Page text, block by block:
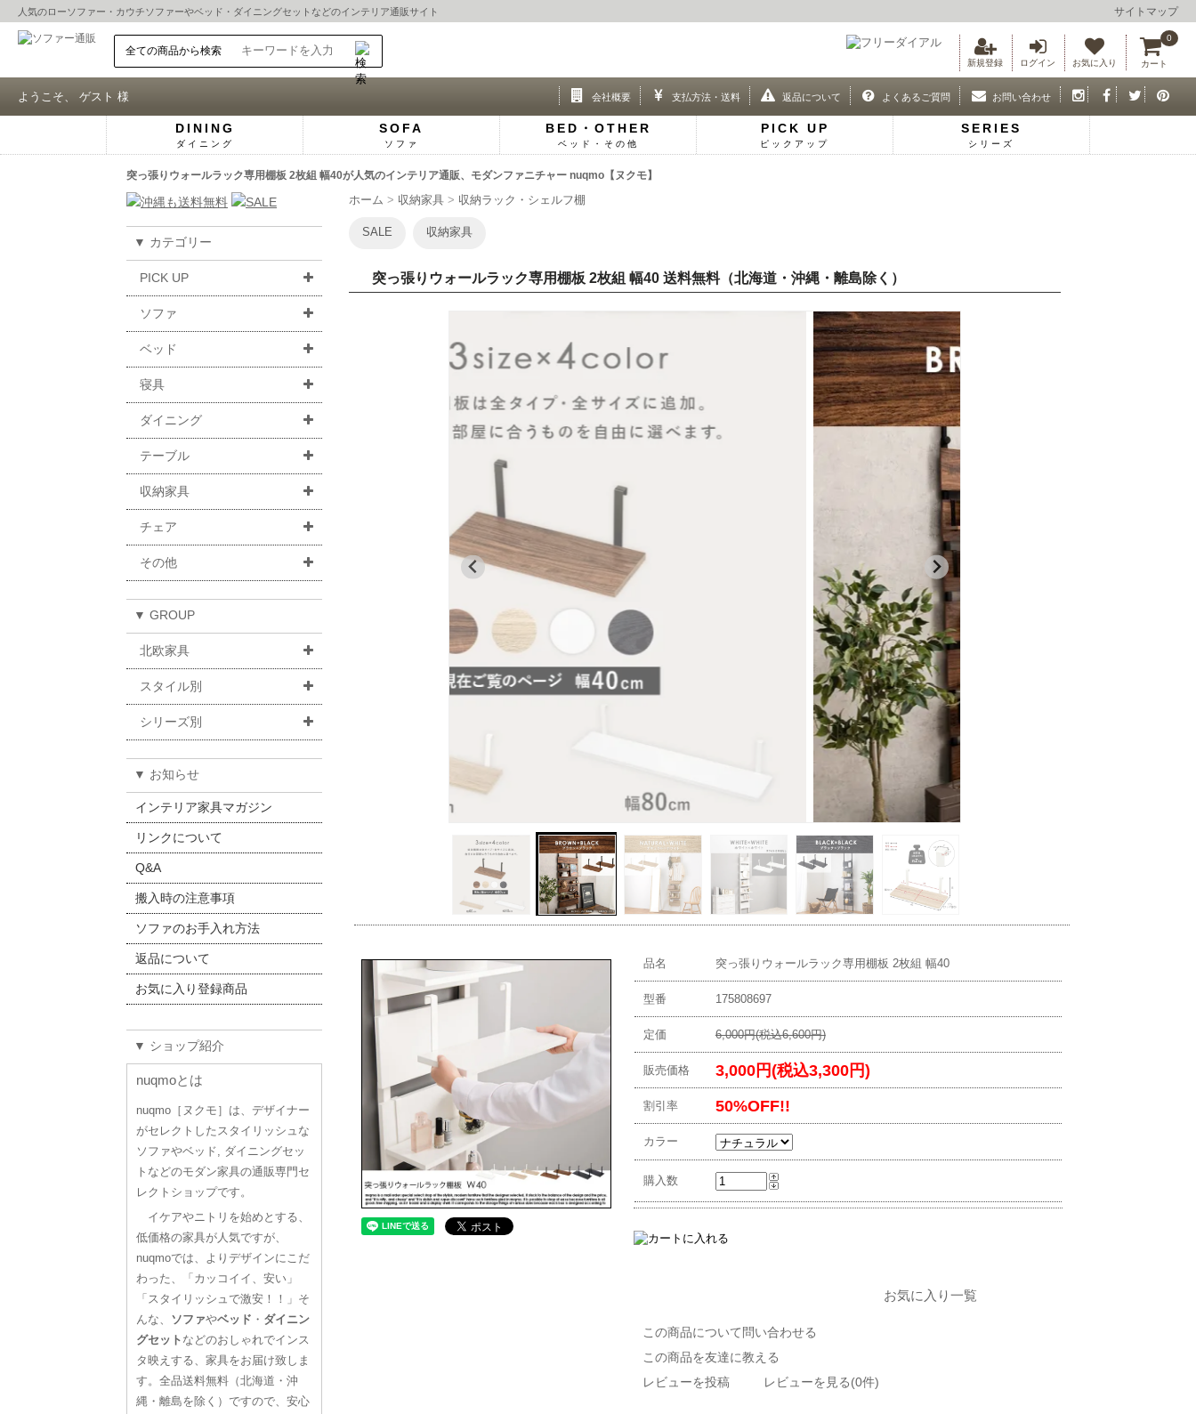
人気のローソファー ・ カウチソファーやベッド ・ ダイニングセット などのインテリア通販サイト サイトマップ
新規登録 ログイン お気に入り カート
0
ようこそ、 ゲスト 様 会社概要 支払方法・送料 返品について よくあるご質問 お問い合わせ
DINING
ダイニング
SOFA
ソファ
BED・OTHER
ベッド・その他
PICK UP
ピックアップ
SERIES
シリーズ
突っ張りウォールラック専用棚板 2枚組 幅40が人気のインテリア通販、モダンファニチャー nuqmo【ヌクモ】
▼ カテゴリー
PICK UP
ソファ
ベッド
寝具
ダイニング
テーブル
収納家具
チェア
その他
▼ GROUP
北欧家具
スタイル別
シリーズ別
▼ お知らせ
インテリア家具マガジン
リンクについて
Q&A
搬入時の注意事項
ソファのお手入れ方法
返品について
お気に入り登録商品
▼ ショップ紹介
nuqmoとは
nuqmo［ヌクモ］は、デザイナー
がセレクトしたスタイリッシュな
ソファやベッド, ダイニングセッ
トなどのモダン家具の通販専門セ
レクトショップです。
イケアやニトリを始めとする、
低価格の家具が人気ですが、
nuqmoでは、よりデザインにこだ
わった、「カッコイイ、安い」
「スタイリッシュで激安！！」そ
んな、 ソファやベッド ・ ダイニン
グセット などのおしゃれでインス
タ映えする、家具をお届け致しま
す。全品送料無料（北海道・沖
縄・離島を除く）ですので、安心
ホーム 収納家具 収納ラック・シェルフ棚
SALE 収納家具
突っ張りウォールラック専用棚板 2枚組 幅40 送料無料（北海道・沖縄・離島除く）
品名 突っ張りウォールラック専用棚板 2枚組 幅40
型番 175808697
定価 6,000円(税込6,600円)
販売価格 3,000円(税込3,300円)
割引率 50%OFF!!
カラー
購入数
お気に入り一覧
この商品について問い合わせる
この商品を友達に教える
レビューを投稿
レビューを見る(0件)